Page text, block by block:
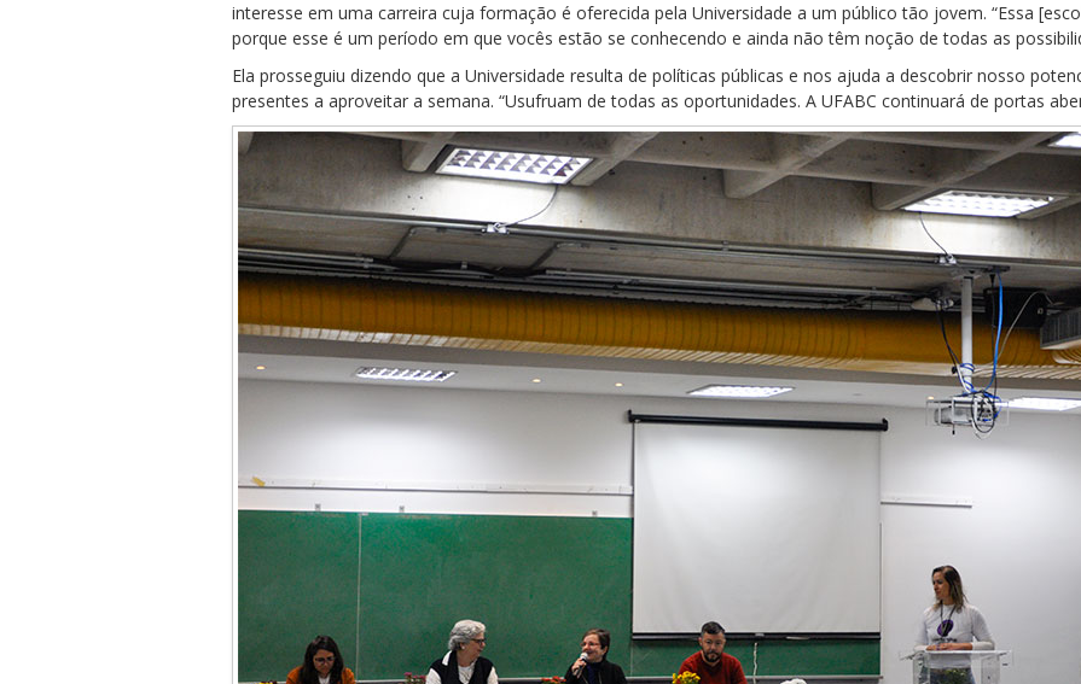
interesse em uma carreira cuja formação é oferecida pela Universidade a um público tão jovem. “Essa
porque esse é um período em que vocês estão se conhecendo e ainda não têm noção de todas as
Ela prosseguiu dizendo que a Universidade resulta de políticas públicas e nos ajuda a descobrir nosso
presentes a aproveitar a semana. “Usufruam de todas as oportunidades. A UFABC continuará de portas